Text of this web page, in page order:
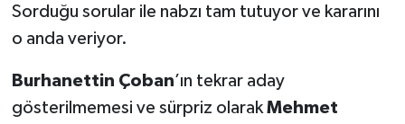
Sorduğu sorular ile nabzı tam tutuyor ve kararını
o anda veriyor.
Burhanettin Çoban’ın tekrar aday
gösterilmemesi ve sürpriz olarak Mehmet